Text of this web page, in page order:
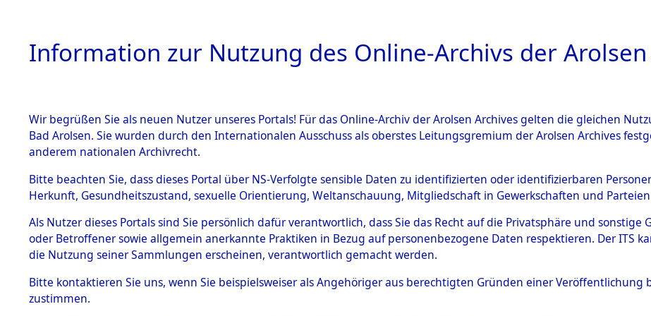
HOME BESTANDSBESCHREIBUNG ARCHIVALE ÜBERSICHT BILD
BESTÄNDE
Inhaftierungsdoku
mente
5. Verschiedenes
Todesmärsche
5.3.1 Alliierte
Listen von auf Todesmärschen
→0002 (84607511)
0002 (84607511)
Information zur Nutzung des Online-Archivs der
Wir begrüßen Sie als neuen Nutzer unseres Portals! Für das Online-Archiv der Arolsen Archives gelten die gleichen
Bad Arolsen. Sie wurden durch den Internationalen Ausschuss als oberstes Leitungsgremium der Arolsen Archives
anderem nationalen Archivrecht.
Bitte beachten Sie, dass dieses Portal über NS-Verfolgte sensible Daten zu identifizierten oder identifizierbaren
Herkunft, Gesundheitszustand, sexuelle Orientierung, Weltanschauung, Mitgliedschaft in Gewerkschaften und
Als Nutzer dieses Portals sind Sie persönlich dafür verantwortlich, dass Sie das Recht auf die Privatsphäre und
oder Betroffener sowie allgemein anerkannte Praktiken in Bezug auf personenbezogene Daten respektieren. Der ITS
die Nutzung seiner Sammlungen erscheinen, verantwortlich gemacht werden.
Bitte kontaktieren Sie uns, wenn Sie beispielsweiser als Angehöriger aus berechtigten Gründen einer
zustimmen.